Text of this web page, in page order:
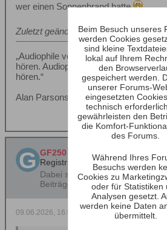
wer einen Sonnenbrand hatte.
Zuletzt geändert von walwal;
„Audiophile verwenden ihre Geräte
hören. Audiophile verwenden Ihre
hören.“
Alan Parsons
GF250
Registrierter Benutzer
Dabei seit: 29.03.2017
Beiträge:
09.06.2026, 16:05
Beim Besuch unseres
werden Cookies
sind kleine
lokal auf Ihrem
den
gespeichert werden.
unserer Forums-
eingesetzten
technisch
gewährleisten den
die Komfort-
des Forums.
Während Ihres
Besuchs werden
Cookies zu
oder für Statistiken
Analysen gesetzt.
werden keine Daten
übermittelt.